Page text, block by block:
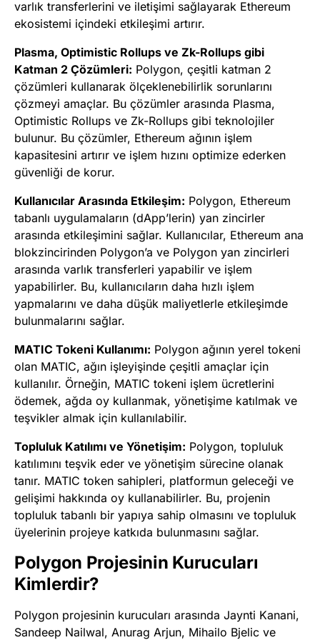
varlık transferlerini ve iletişimi sağlayarak Ethereum
ekosistemi içindeki etkileşimi artırır.
Plasma, Optimistic Rollups ve Zk-Rollups gibi
Katman 2 Çözümleri: Polygon, çeşitli katman 2
çözümleri kullanarak ölçeklenebilirlik sorunlarını
çözmeyi amaçlar. Bu çözümler arasında Plasma,
Optimistic Rollups ve Zk-Rollups gibi teknolojiler
bulunur. Bu çözümler, Ethereum ağının işlem
kapasitesini artırır ve işlem hızını optimize ederken
güvenliği de korur.
Kullanıcılar Arasında Etkileşim: Polygon, Ethereum
tabanlı uygulamaların (dApp’lerin) yan zincirler
arasında etkileşimini sağlar. Kullanıcılar, Ethereum ana
blokzincirinden Polygon’a ve Polygon yan zincirleri
arasında varlık transferleri yapabilir ve işlem
yapabilirler. Bu, kullanıcıların daha hızlı işlem
yapmalarını ve daha düşük maliyetlerle etkileşimde
bulunmalarını sağlar.
MATIC Tokeni Kullanımı: Polygon ağının yerel tokeni
olan MATIC, ağın işleyişinde çeşitli amaçlar için
kullanılır. Örneğin, MATIC tokeni işlem ücretlerini
ödemek, ağda oy kullanmak, yönetişime katılmak ve
teşvikler almak için kullanılabilir.
Topluluk Katılımı ve Yönetişim: Polygon, topluluk
katılımını teşvik eder ve yönetişim sürecine olanak
tanır. MATIC token sahipleri, platformun geleceği ve
gelişimi hakkında oy kullanabilirler. Bu, projenin
topluluk tabanlı bir yapıya sahip olmasını ve topluluk
üyelerinin projeye katkıda bulunmasını sağlar.
Polygon Projesinin Kurucuları
Kimlerdir?
Polygon projesinin kurucuları arasında Jaynti Kanani,
Sandeep Nailwal, Anurag Arjun, Mihailo Bjelic ve